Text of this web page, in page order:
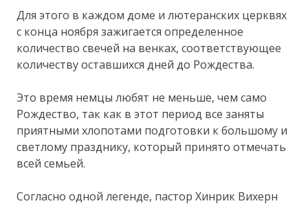
Для этого в каждом доме и лютеранских церквях
с конца ноября зажигается определенное
количество свечей на венках, соответствующее
количеству оставшихся дней до Рождества.
Это время немцы любят не меньше, чем само
Рождество, так как в этот период все заняты
приятными хлопотами подготовки к большому и
светлому празднику, который принято отмечать
всей семьей.
Согласно одной легенде, пастор Хинрик Вихерн